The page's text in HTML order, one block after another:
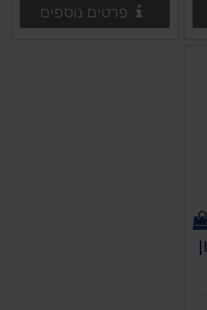
פרטים נוספיםפרטים נוספים